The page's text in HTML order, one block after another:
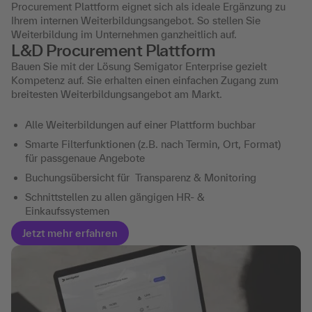
Procurement Plattform eignet sich als ideale Ergänzung zu
Ihrem internen Weiterbildungsangebot. So stellen Sie
Weiterbildung im Unternehmen ganzheitlich auf.
L&D Procurement Plattform
Bauen Sie mit der Lösung Semigator Enterprise gezielt
Kompetenz auf. Sie erhalten einen einfachen Zugang zum
breitesten Weiterbildungsangebot am Markt.
Alle Weiterbildungen auf einer Plattform buchbar
Smarte Filterfunktionen (z.B. nach Termin, Ort, Format)
für passgenaue Angebote
Buchungsübersicht für Transparenz & Monitoring
Schnittstellen zu allen gängigen HR- &
Einkaufssystemen
Jetzt mehr erfahren